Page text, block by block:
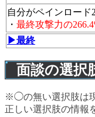
自分がペインロード
・ 最終攻撃力の
▶最終
面談の選択
※◯の無い選択肢は
正しい選択肢の情報